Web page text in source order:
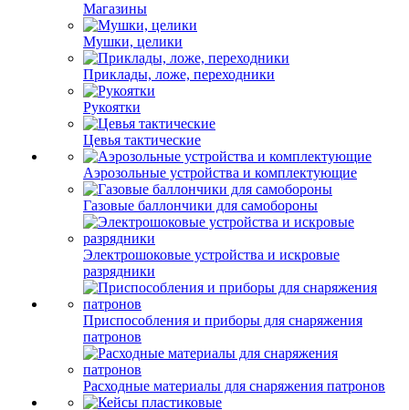
Магазины
Мушки, целики
Приклады, ложе, переходники
Рукоятки
Цевья тактические
Аэрозольные устройства и комплектующие
Газовые баллончики для самобороны
Электрошоковые устройства и искровые
разрядники
Приспособления и приборы для снаряжения
патронов
Расходные материалы для снаряжения патронов